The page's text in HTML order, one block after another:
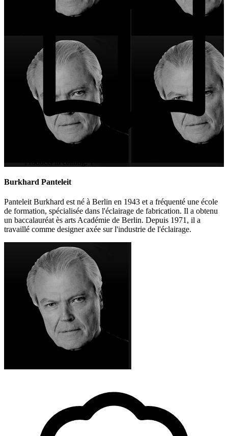
Burkhard Panteleit
Panteleit Burkhard est né à Berlin en 1943 et a fréquenté une école
de formation, spécialisée dans l'éclairage de fabrication. Il a obtenu
un baccalauréat ès arts Académie de Berlin. Depuis 1971, il a
travaillé comme designer axée sur l'industrie de l'éclairage.